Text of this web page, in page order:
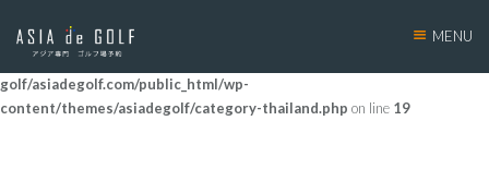
Warning
: Use of undefined constant countryth - assumed 'countryth' (this will
throw an Error in a future version of PHP) in
golf/asiadegolf.com/public_html/wp-
content/themes/asiadegolf/category-thailand.php on line 19
MENU